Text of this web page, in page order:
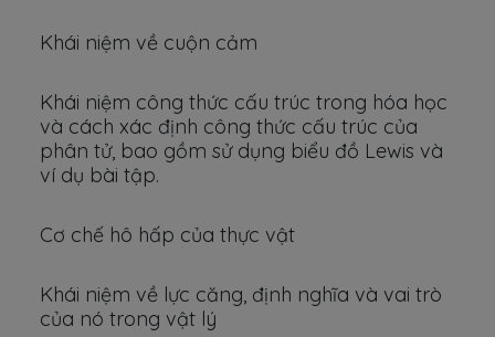
Khái niệm về cuộn cảm
Khái niệm công thức cấu trúc trong hóa học
và cách xác định công thức cấu trúc của
phân tử, bao gồm sử dụng biểu đồ Lewis và
ví dụ bài tập.
Cơ chế hô hấp của thực vật
Khái niệm về lực căng, định nghĩa và vai trò
của nó trong vật lý